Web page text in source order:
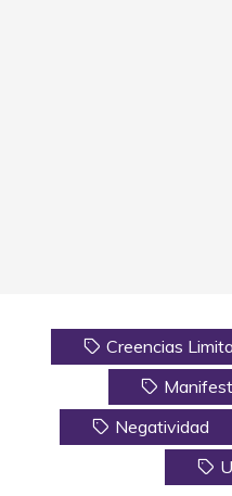
Creencias
Negatividad